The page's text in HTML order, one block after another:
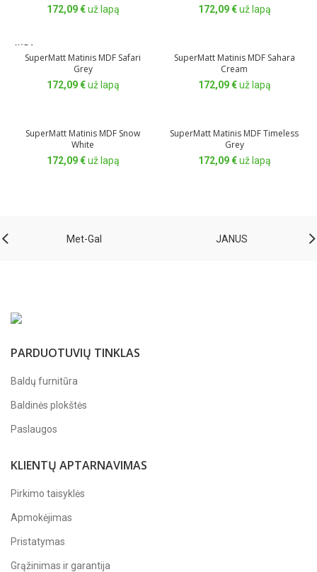
172,09€ už lapą 172,09€ už lapą
NĖRA
SuperMatt Matinis MDF Safari
Grey
172,09€ už lapą
SuperMatt Matinis MDF Sahara
Cream
172,09€ už lapą
SuperMatt Matinis MDF Snow
White
172,09€ už lapą
SuperMatt Matinis MDF Timeless
Grey
172,09€ už lapą
Met-Gal JANUS
PARDUOTUVIŲ TINKLAS
Baldų furnitūra
Baldinės plokštės
Paslaugos
KLIENTŲ APTARNAVIMAS
Pirkimo taisyklės
Apmokėjimas
Pristatymas
Grąžinimas ir garantija